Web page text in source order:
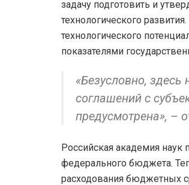
задачу подготовить и
технологического
технологического
показателями
«Безусловно,
соглашений с
предусмотрена», –
Российская академия наук
федерального бюджета.
расходования бюджетных